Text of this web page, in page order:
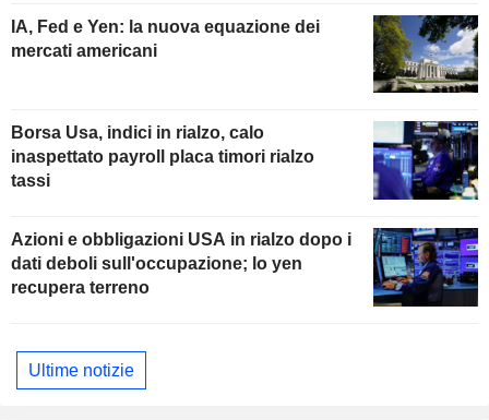
IA, Fed e Yen: la nuova equazione dei
mercati americani
Borsa Usa, indici in rialzo, calo
inaspettato payroll placa timori rialzo
tassi
Azioni e obbligazioni USA in rialzo dopo i
dati deboli sull'occupazione; lo yen
recupera terreno
Ultime notizie